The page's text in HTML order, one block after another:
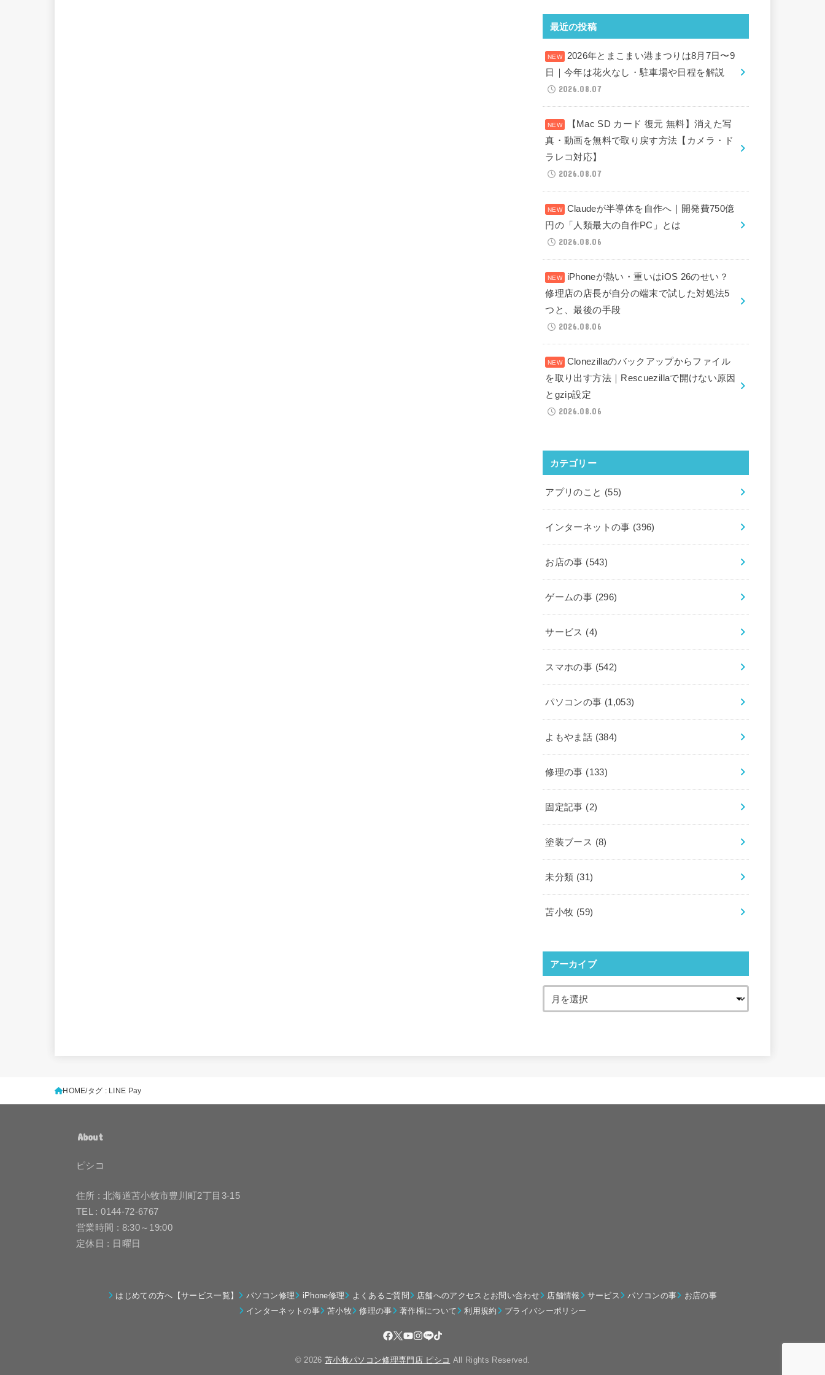
最近の投稿
2026年とまこまい港まつりは8月7日〜9
日｜今年は花火なし・駐車場や日程を解説
2026.08.07
【Mac SD カード 復元 無料】消えた写
真・動画を無料で取り戻す方法【カメラ・ド
ラレコ対応】
2026.08.07
Claudeが半導体を自作へ｜開発費750億
円の「人類最大の自作PC」とは
2026.08.06
iPhoneが熱い・重いはiOS 26のせい？
修理店の店長が自分の端末で試した対処法5
つと、最後の手段
2026.08.06
Clonezillaのバックアップからファイル
を取り出す方法｜Rescuezillaで開けない原因
とgzip設定
2026.08.06
カテゴリー
アプリのこと (55)
インターネットの事 (396)
お店の事 (543)
ゲームの事 (296)
サービス (4)
スマホの事 (542)
パソコンの事 (1,053)
よもやま話 (384)
修理の事 (133)
固定記事 (2)
塗装ブース (8)
未分類 (31)
苫小牧 (59)
アーカイブ
HOME タグ : LINE Pay
About
ピシコ
住所 : 北海道苫小牧市豊川町2丁目3-15
TEL : 0144-72-6767
営業時間 : 8:30～19:00
定休日 : 日曜日
はじめての方へ【サービス一覧】 パソコン修理 iPhone修理 よくあるご質問 店舗へのアクセスとお問い合わせ 店舗情報 サービス パソコンの事
お店の事
インターネットの事
苫小牧 修理の事 著作権について 利用規約 プライバシーポリシー
© 2026苫小牧パソコン修理専門店 ピシコ All Rights Reserved.